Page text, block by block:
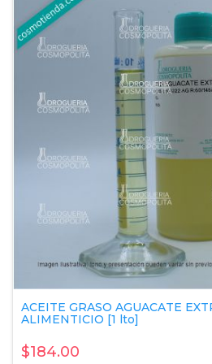
ACEITE GRASO AGUACATE
ALIMENTICIO [1 lto]
$184.00